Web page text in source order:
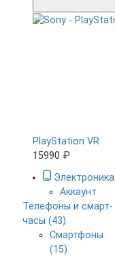
PlayStation VR
15990 ₽
Электроника
Аккаунт
Телефоны и смарт-
часы (43)
Смартфоны
(15)